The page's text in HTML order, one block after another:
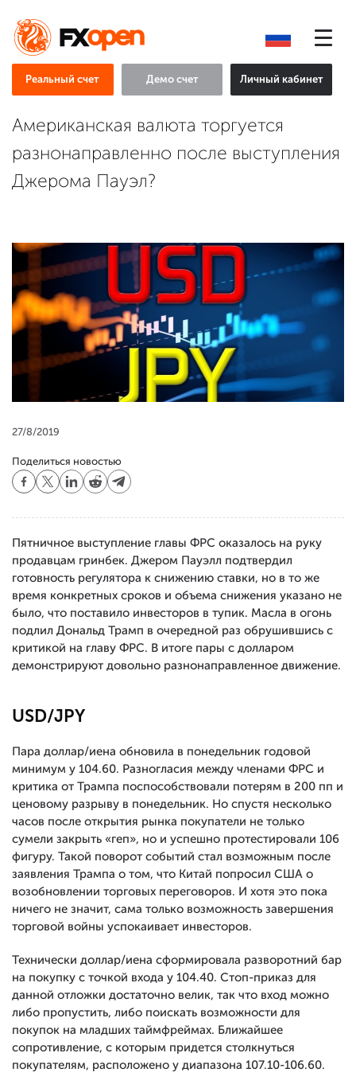
Реальный счет Демо счет Личный кабинет
Американская валюта торгуется
разнонаправленно после выступления
Джерома Пауэл?
27/8/2019
Поделиться новостью
Пятничное выступление главы ФРС оказалось на руку
продавцам гринбек. Джером Пауэлл подтвердил
готовность регулятора к снижению ставки, но в то же
время конкретных сроков и объема снижения указано не
было, что поставило инвесторов в тупик. Масла в огонь
подлил Дональд Трамп в очередной раз обрушившись с
критикой на главу ФРС. В итоге пары с долларом
демонстрируют довольно разнонаправленное движение.
USD/JPY
Пара доллар/иена обновила в понедельник годовой
минимум у 104.60. Разногласия между членами ФРС и
критика от Трампа поспособствовали потерям в 200 пп и
ценовому разрыву в понедельник. Но спустя несколько
часов после открытия рынка покупатели не только
сумели закрыть «геп», но и успешно протестировали 106
фигуру. Такой поворот событий стал возможным после
заявления Трампа о том, что Китай попросил США о
возобновлении торговых переговоров. И хотя это пока
ничего не значит, сама только возможность завершения
торговой войны успокаивает инвесторов.
Технически доллар/иена сформировала разворотний бар
на покупку с точкой входа у 104.40. Стоп-приказ для
данной отложки достаточно велик, так что вход можно
либо пропустить, либо поискать возможности для
покупок на младших таймфреймах. Ближайшее
сопротивление, с которым придется столкнуться
покупателям, расположено у диапазона 107.10-106.60.